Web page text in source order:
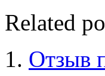
Related
Отзыв